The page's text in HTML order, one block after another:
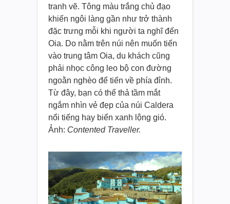
tranh vẽ. Tông màu trắng chủ đạo
khiến ngôi làng gần như trở thành
đặc trưng mỗi khi người ta nghĩ đến
Oia. Do nằm trên núi nên muốn tiến
vào trung tâm Oia, du khách cũng
phải nhọc công leo bộ con đường
ngoằn nghèo để tiến về phía đỉnh.
Từ đây, bạn có thể thả tầm mắt
ngắm nhìn vẻ đẹp của núi Caldera
nổi tiếng hay biển xanh lộng gió.
Ảnh: Contented Traveller.